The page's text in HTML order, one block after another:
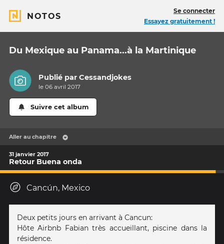
NOTOS
Se connecter
Essayez gratuitement !
Du Mexique au Panama...à la Martinique
Publié parCessandjokes
le 06 avril 2017
Suivre cet album
Aller au chapitre
31 janvier 2017
Retour Buena onda
Cancún, Mexico
Deux petits jours en arrivant à Cancun:
Hôte Airbnb Fabian très accueillant, piscine dans la
résidence.